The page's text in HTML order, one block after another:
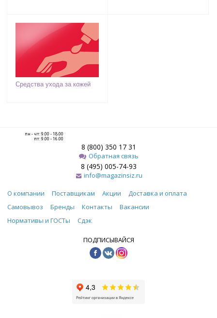
Средства ухода за кожей
пн - чт: 9.00 - 18.00
пт: 9.00 - 16.00
8 (800) 350 17 31
Обратная связь
8 (495) 005-74-93
info@magazinsiz.ru
О компании Поставщикам Акции
Доставка и оплата
Самовывоз
Бренды Контакты
Вакансии
Нормативы и ГОСТы
Сдэк
ПОДПИСЫВАЙСЯ